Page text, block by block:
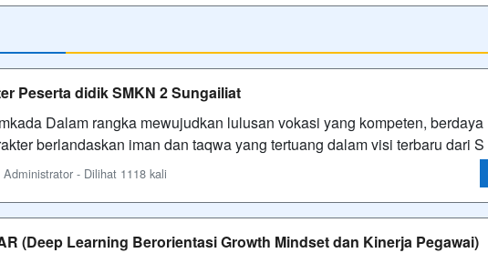
Peserta didik SMKN 2 Sungailiat
Dalam rangka mewujudkan lulusan vokasi yang kompeten, berdaya
berlandaskan iman dan taqwa yang tertuang dalam visi terbaru dari S
- Dilihat 1118 kali
(Deep Learning Berorientasi Growth Mindset dan Kinerja Pegawai)